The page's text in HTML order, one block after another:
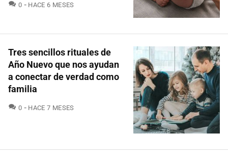
0 COMENTARIOS
HACE 6 MESES
Tres sencillos rituales de
Año Nuevo que nos ayudan
a conectar de verdad como
familia
0 COMENTARIOS
HACE 7 MESES